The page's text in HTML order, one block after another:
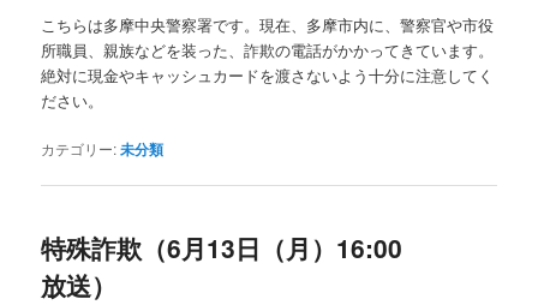
こちらは多摩中央警察署です。現在、多摩市内に、警察官や市役
所職員、親族などを装った、詐欺の電話がかかってきています。
絶対に現金やキャッシュカードを渡さないよう十分に注意してく
ださい。
カテゴリー:未分類
特殊詐欺（6月13日（月）16:00
放送）